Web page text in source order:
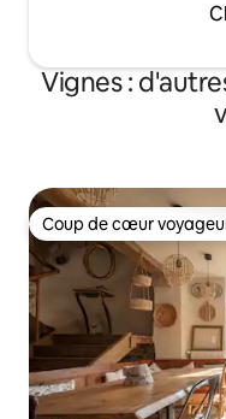
Vignes :
Coup de cœur
Coup de cœur